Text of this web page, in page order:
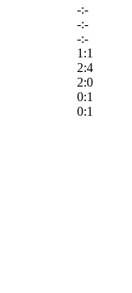
-:-
-:-
-:-
1:1
2:4
2:0
0:1
0:1